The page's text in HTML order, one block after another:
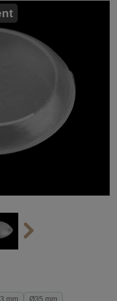
mm
Ø35 mm